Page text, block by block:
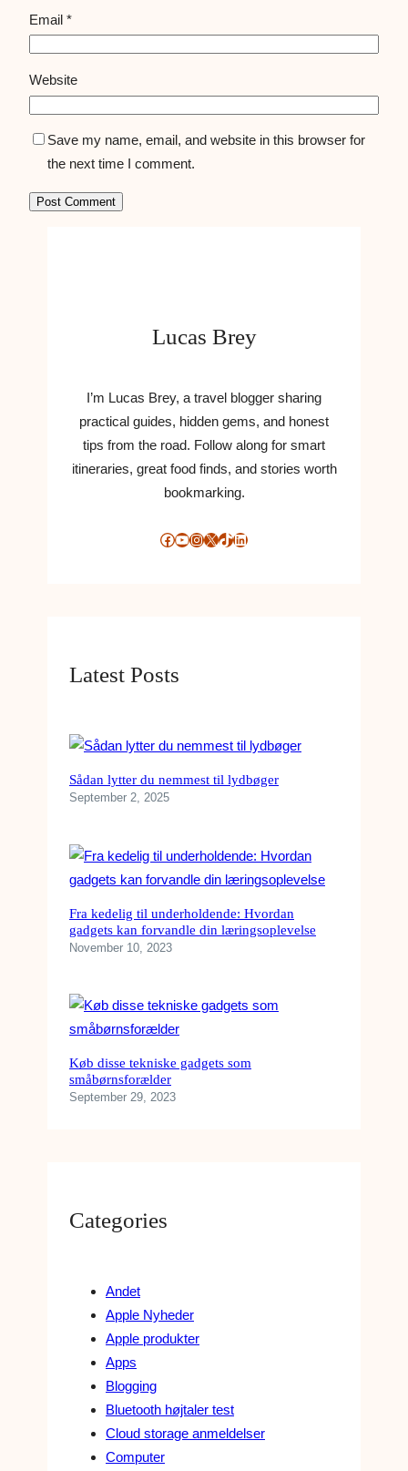
Email *
Website
Save my name, email, and website in this browser for
the next time I comment.
Lucas Brey
I’m Lucas Brey, a travel blogger sharing
practical guides, hidden gems, and honest
tips from the road. Follow along for smart
itineraries, great food finds, and stories worth
bookmarking.
Facebook YouTube InstagramX TikTok LinkedIn
Latest Posts
Sådan lytter du nemmest til lydbøger
September 2, 2025
Fra kedelig til underholdende: Hvordan
gadgets kan forvandle din læringsoplevelse
November 10, 2023
Køb disse tekniske gadgets som
småbørnsforælder
September 29, 2023
Categories
Andet
Apple Nyheder
Apple produkter
Apps
Blogging
Bluetooth højtaler test
Cloud storage anmeldelser
Computer